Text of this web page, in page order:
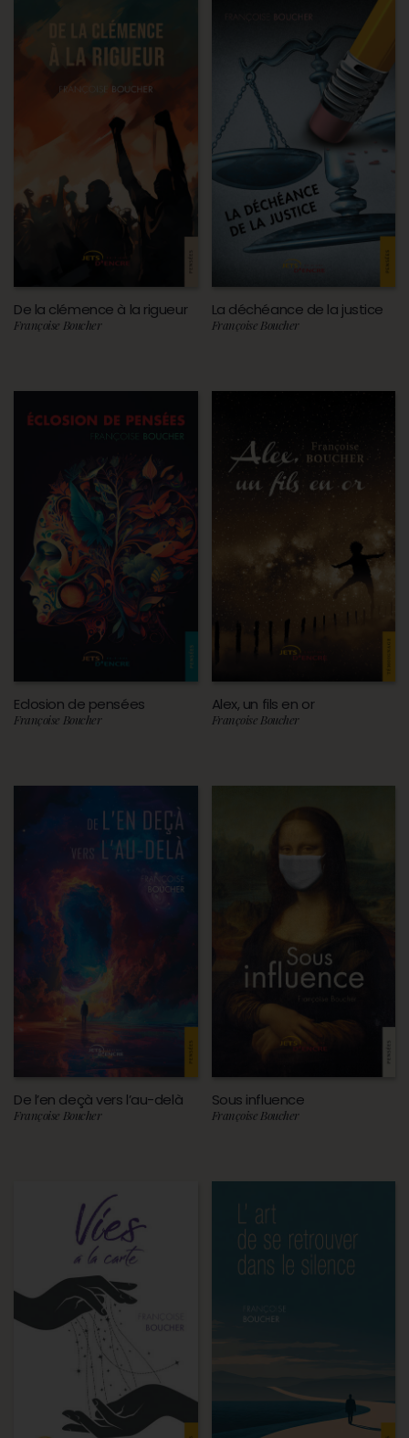
De la clémence à la rigueur
Françoise Boucher
La déchéance de la justice
Françoise Boucher
Eclosion de pensées
Françoise Boucher
Alex, un fils en or
Françoise Boucher
De l’en deçà vers l’au-delà
Françoise Boucher
Sous influence
Françoise Boucher